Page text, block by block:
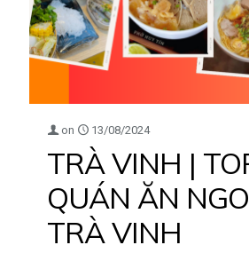
on 13/08/2024
TRÀ VINH |
QUÁN ĂN
TRÀ VINH